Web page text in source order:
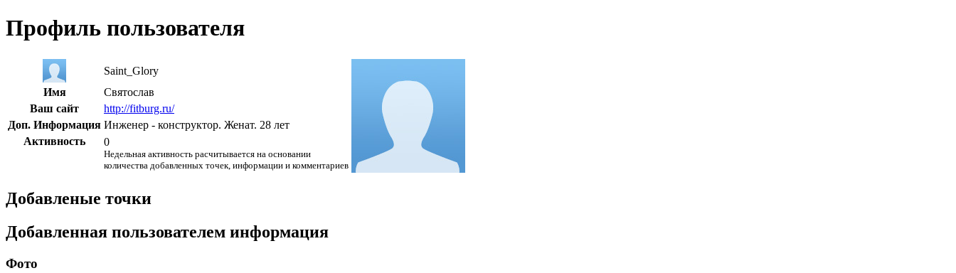
Профиль пользователя
Saint_Glory
Имя
Святослав
Ваш сайт
http://fitburg.ru/
Доп. Информация Инженер - конструктор. Женат. 28 лет
Активность
0
Недельная активность расчитывается на основании
количества добавленных точек, информации и комментариев
Добавленые точки
Добавленная пользователем информация
Фото